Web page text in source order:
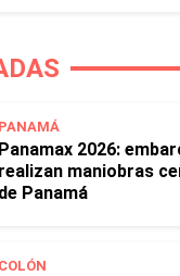
PANAMÁ
Panamax 2026:
realizan maniobras
de Panamá
COLÓN